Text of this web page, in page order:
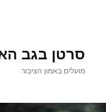
סרטן בגב
מועלים באמון הציבור